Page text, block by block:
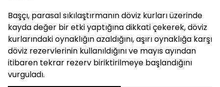
Başçı, parasal sıkılaştırmanın döviz kurları üzerinde
kayda değer bir etki yaptığına dikkati çekerek, döviz
kurlarındaki oynaklığın azaldığını, aşırı oynaklığa karşı
döviz rezervlerinin kullanıldığını ve mayıs ayından
itibaren tekrar rezerv biriktirilmeye başlandığını
vurguladı.